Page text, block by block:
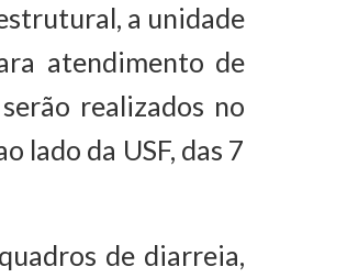
a unidade
atendimento de
realizados no
lado da USF, das 7
de diarreia,